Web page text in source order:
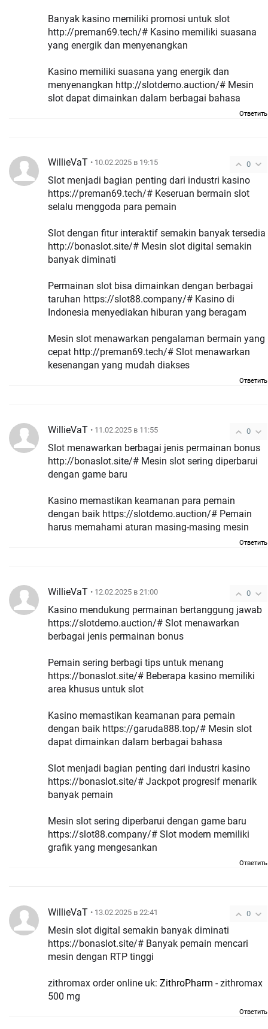
Banyak kasino memiliki promosi untuk slot
http://preman69.tech/# Kasino memiliki suasana
yang energik dan menyenangkan
Kasino memiliki suasana yang energik dan
menyenangkan http://slotdemo.auction/# Mesin
slot dapat dimainkan dalam berbagai bahasa
Ответить
0
WillieVaT • 10.02.2025 в 19:15
Slot menjadi bagian penting dari industri kasino
https://preman69.tech/# Keseruan bermain slot
selalu menggoda para pemain
Slot dengan fitur interaktif semakin banyak tersedia
http://bonaslot.site/# Mesin slot digital semakin
banyak diminati
Permainan slot bisa dimainkan dengan berbagai
taruhan https://slot88.company/# Kasino di
Indonesia menyediakan hiburan yang beragam
Mesin slot menawarkan pengalaman bermain yang
cepat http://preman69.tech/# Slot menawarkan
kesenangan yang mudah diakses
Ответить
0
WillieVaT • 11.02.2025 в 11:55
Slot menawarkan berbagai jenis permainan bonus
http://bonaslot.site/# Mesin slot sering diperbarui
dengan game baru
Kasino memastikan keamanan para pemain
dengan baik https://slotdemo.auction/# Pemain
harus memahami aturan masing-masing mesin
Ответить
0
WillieVaT • 12.02.2025 в 21:00
Kasino mendukung permainan bertanggung jawab
https://slotdemo.auction/# Slot menawarkan
berbagai jenis permainan bonus
Pemain sering berbagi tips untuk menang
https://bonaslot.site/# Beberapa kasino memiliki
area khusus untuk slot
Kasino memastikan keamanan para pemain
dengan baik https://garuda888.top/# Mesin slot
dapat dimainkan dalam berbagai bahasa
Slot menjadi bagian penting dari industri kasino
https://bonaslot.site/# Jackpot progresif menarik
banyak pemain
Mesin slot sering diperbarui dengan game baru
https://slot88.company/# Slot modern memiliki
grafik yang mengesankan
Ответить
0
WillieVaT • 13.02.2025 в 22:41
Mesin slot digital semakin banyak diminati
https://bonaslot.site/# Banyak pemain mencari
mesin dengan RTP tinggi
zithromax order online uk: ZithroPharm - zithromax
500 mg
Ответить